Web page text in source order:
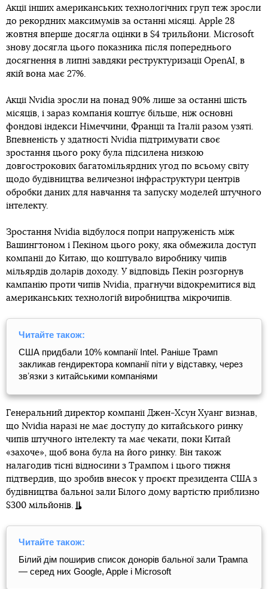
Акції інших американських технологічних груп теж зросли
до рекордних максимумів за останні місяці. Apple 28
жовтня вперше досягла оцінки в $4 трильйони. Microsoft
знову досягла цього показника після попереднього
досягнення в липні завдяки реструктуризації OpenAI, в
якій вона має 27%.
Акції Nvidia зросли на понад 90% лише за останні шість
місяців, і зараз компанія коштує більше, ніж основні
фондові індекси Німеччини, Франції та Італії разом узяті.
Впевненість у здатності Nvidia підтримувати своє
зростання цього року була підсилена низкою
довгострокових багатомільярдних угод по всьому світу
щодо будівництва величезної інфраструктури центрів
обробки даних для навчання та запуску моделей штучного
інтелекту.
Зростання Nvidia відбулося попри напруженість між
Вашингтоном і Пекіном цього року, яка обмежила доступ
компанії до Китаю, що коштувало виробнику чипів
мільярдів доларів доходу. У відповідь Пекін розгорнув
кампанію проти чипів Nvidia, прагнучи відокремитися від
американських технологій виробництва мікрочипів.
Читайте також:
США придбали 10% компанії Intel. Раніше Трамп
закликав гендиректора компанії піти у відставку, через
звʼязки з китайськими компаніями
Генеральний директор компанії Джен-Хсун Хуанг визнав,
що Nvidia наразі не має доступу до китайського ринку
чипів штучного інтелекту та має чекати, поки Китай
«захоче», щоб вона була на його ринку. Він також
налагодив тісні відносини з Трампом і цього тижня
підтвердив, що зробив внесок у проєкт президента США з
будівництва бальної зали Білого дому вартістю приблизно
$300 мільйонів.
Читайте також:
Білий дім поширив список донорів бальної зали Трампа
— серед них Google, Apple і Microsoft